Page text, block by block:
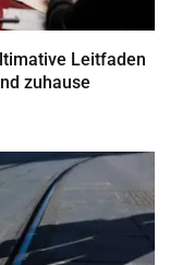
Leitfaden
zuhause